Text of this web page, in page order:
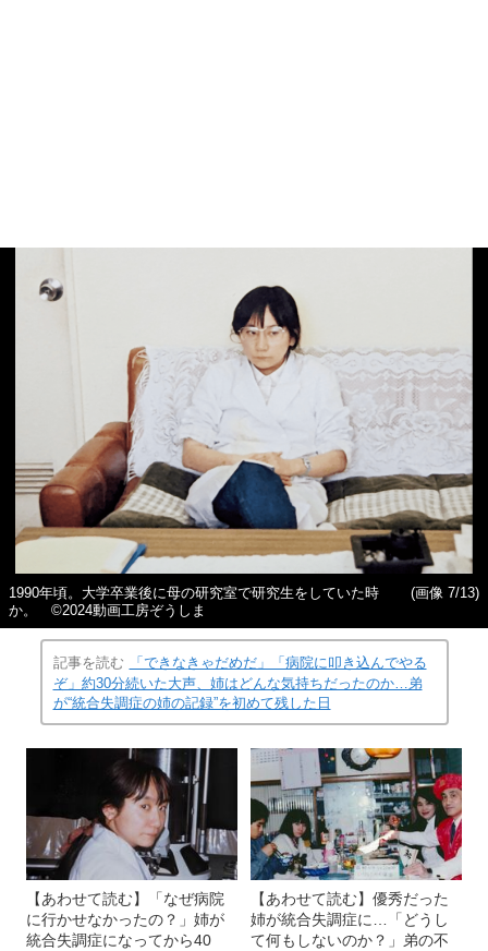
1990年頃。大学卒業後に母の研究室で研究生をしていた時
か。 ©2024動画工房ぞうしま
(画像 7/13)
記事を読む
「できなきゃだめだ」「病院に叩き込んでやる
ぞ」約30分続いた大声、姉はどんな気持ちだったのか…弟
が“統合失調症の姉の記録”を初めて残した日
【あわせて読む】「なぜ病院
に行かせなかったの？」姉が
統合失調症になってから40
【あわせて読む】優秀だった
姉が統合失調症に…「どうし
て何もしないのか？」弟の不